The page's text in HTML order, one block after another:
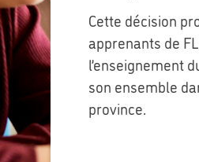
Cette décision
apprenants de
l’enseignement
son ensemble
province.